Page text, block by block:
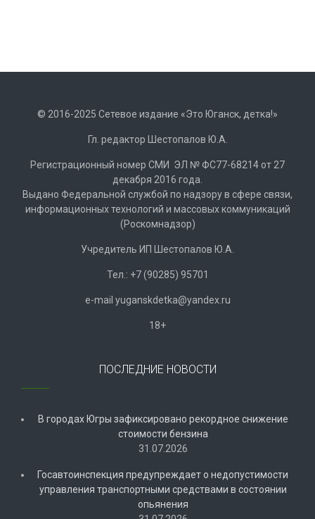
© 2016-2025 Сетевое издание «Это Юганск, детка!»
Гл. редактор Шестопалов Ю.А.
Регистрационный номер СМИ ЭЛ № ФС77-68214 от 27
декабря 2016 года.
Выдано Федеральной службой по надзору в сфере связи,
информационных технологий и массовых коммуникаций
(Роскомнадзор)
Учредитель ИП Шестопалов Ю.А.
Тел.: +7 (90285) 95701
e-mail yuganskdetka@yandex.ru
18+
ПОСЛЕДНИЕ НОВОСТИ
В городах Югры зафиксировано рекордное снижение
стоимости бензина
31.07.2026
Госавтоинспекция предупреждает о недопустимости
управления транспортными средствами в состоянии
опьянения